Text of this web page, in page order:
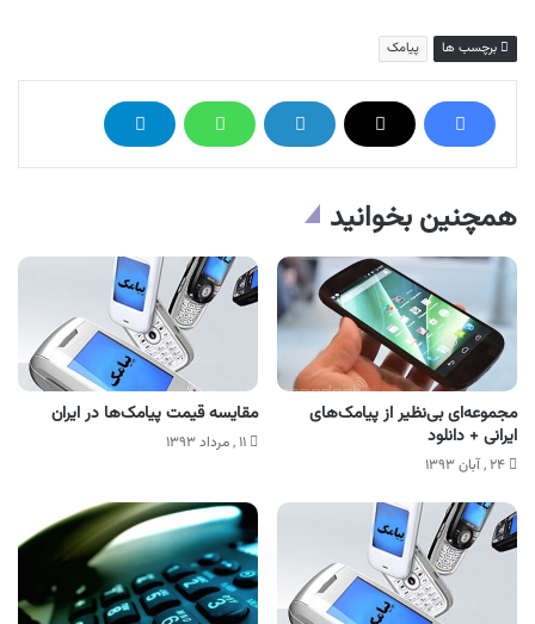
برچسب ها پیامک
همچنین بخوانید
مجموعه‌ای بی‌نظیر از پیامک‌های
ایرانی + دانلود
۲۴ , آبان ۱۳۹۳
مقایسه قیمت پیامک‌ها در ایران
۱۱ , مرداد ۱۳۹۳